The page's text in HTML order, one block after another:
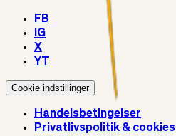
FB
IG
X
YT
Cookie indstillinger
Handelsbetingelser
Privatlivspolitik & cookies